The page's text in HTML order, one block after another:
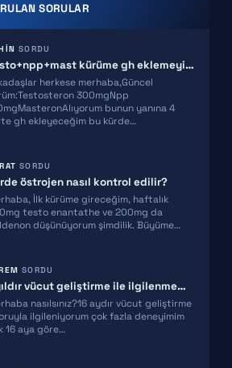
SORULAR
SORDU
Testo+npp+mast kürüme gh eklemeyi planlıyorum ekstra önerileriniz olur…
herkese merhaba,Güncel
300mgNpp
bunun yanına 4
gh ekleyeceğim bu kürde…
SORDU
östrojen nasıl kontrol edilir?
İlk kürüme gireceğim, haftalık
testo enantathe ve 200mg da
düşünüyorum şimdilik. Büyüme…
SORDU
1 yıldır vücut geliştirme ile ilgilenmeme rağmen gelişimim yeterli gel…
nasılsınız?16 aydır vücut geliştirme
ilgileniyorum çok fazla deneyimim
16 aya göre…